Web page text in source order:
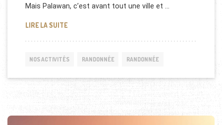
Mais Palawan, c’est avant tout une ville et …
LIRE LA SUITERANDONNÉE PALAWAN, PHILIPPINES
NOS ACTIVITÉS RANDONNÉE RANDONNÉE